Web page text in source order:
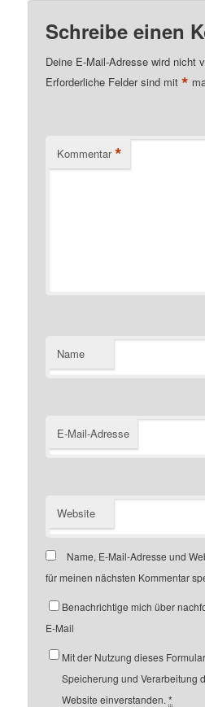
Schreibe einen
Deine E-Mail-Adresse wird nicht
Erforderliche Felder sind mit*
Kommentar *
Name
E-Mail-Adresse
Website
Name, E-Mail-Adresse und
für meinen nächsten Kommentar
Benachrichtige mich über
E-Mail
Mit der Nutzung dieses
Speicherung und Verarbeitung
Website einverstanden.*